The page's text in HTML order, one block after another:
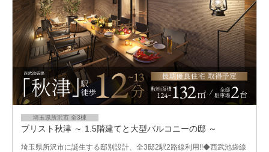
埼玉県所沢市 全3棟
ブリスト秋津 ～ 1.5階建てと大型バルコニーの邸 ～
埼玉県所沢市に誕生する邸別設計、全3邸2駅2路線利用!!◆西武池袋線